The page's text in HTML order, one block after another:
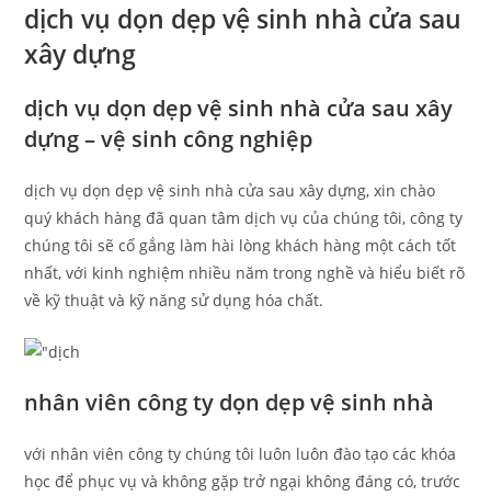
dịch vụ dọn dẹp vệ sinh nhà cửa sau
xây dựng
dịch vụ dọn dẹp vệ sinh nhà cửa sau xây
dựng – vệ sinh công nghiệp
dịch vụ dọn dẹp vệ sinh nhà cửa sau xây dựng, xin chào
quý khách hàng đã quan tâm dịch vụ của chúng tôi, công ty
chúng tôi sẽ cố gắng làm hài lòng khách hàng một cách tốt
nhất, với kinh nghiệm nhiều năm trong nghề và hiểu biết rõ
về kỹ thuật và kỹ năng sử dụng hóa chất.
nhân viên công ty dọn dẹp vệ sinh nhà
với nhân viên công ty chúng tôi luôn luôn đào tạo các khóa
học để phục vụ và không gặp trở ngại không đáng có, trước